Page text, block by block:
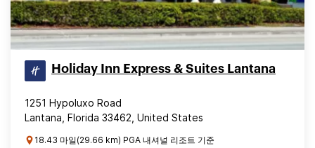
Holiday Inn Express & Suites Lantana
1251 Hypoluxo Road
Lantana, Florida 33462, United States
18.43 마일(29.66 km) PGA 내셔널 리조트 기준